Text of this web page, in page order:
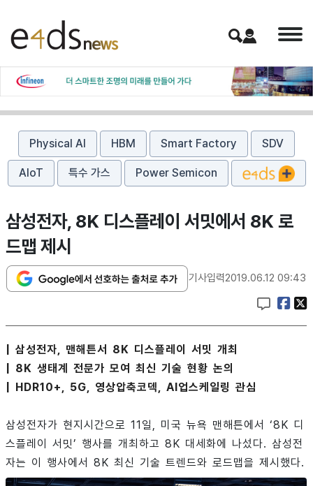
Physical AI HBM Smart Factory SDV
AIoT 특수 가스 Power Semicon
삼성전자, 8K 디스플레이 서밋에서 8K 로
드맵 제시
기사입력2019.06.12 09:43
| 삼성전자, 맨해튼서 8K 디스플레이 서밋 개최
| 8K 생태계 전문가 모여 최신 기술 현황 논의
| HDR10+, 5G, 영상압축코덱, AI업스케일링 관심
삼성전자가 현지시간으로 11일, 미국 뉴욕 맨해튼에서 ‘8K 디
스플레이 서밋’ 행사를 개최하고 8K 대세화에 나섰다. 삼성전
자는 이 행사에서 8K 최신 기술 트렌드와 로드맵을 제시했다.